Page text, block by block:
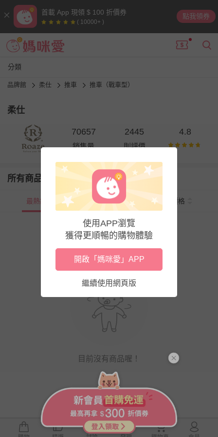
首載 App 現領 $ 100 折價券
( 10000+ )
點我領券
分類
品牌館 柔仕 推車 推車（戰車型）
柔仕
70657
銷售量
2445
則評價
4.8
所有商品
最熱銷 新上市 價格
目前沒有商品喔！
使用APP瀏覽
獲得更順暢的購物體驗
開啟「媽咪愛」APP
繼續使用網頁版